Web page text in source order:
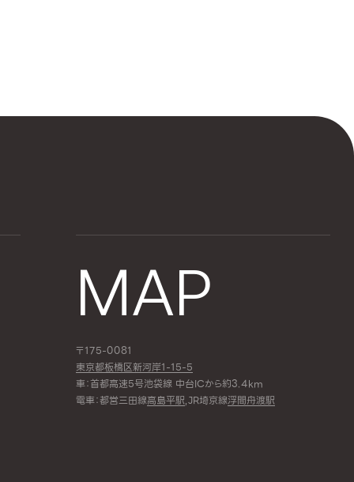
MAP
〒175-0081
東京都板橋区新河岸1-15-5
車：首都高速5号池袋線 中台ICから約3.4km
電車：都営三田線高島平駅,JR埼京線浮間舟渡駅